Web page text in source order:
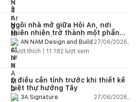
Ngôi nhà mở giữa Hội An, nơi
thiên nhiên trở thành một phần
của cuộc sống
AN NAM Design and Build 27/06/2026,
1lượt thích | 11.182 lượt xem
5 điều cần tính trước khi thiết kế
biệt thự hướng Tây
3A Signature
27/06/2026,